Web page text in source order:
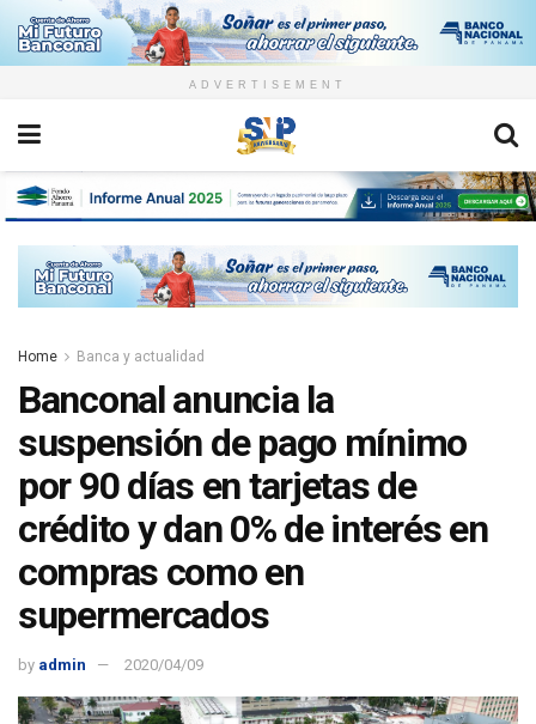
ADVERTISEMENT
Home Banca y actualidad
Banconal anuncia la
suspensión de pago mínimo
por 90 días en tarjetas de
crédito y dan 0% de interés en
compras como en
supermercados
by admin 2020/04/09